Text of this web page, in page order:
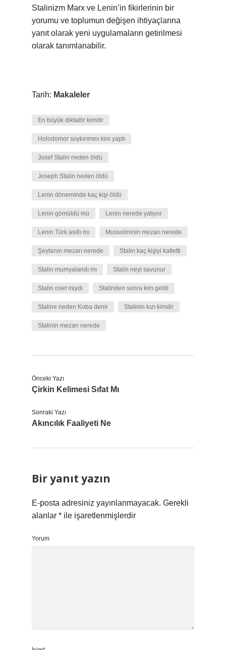
Stalinizm Marx ve Lenin’in fikirlerinin bir
yorumu ve toplumun değişen ihtiyaçlarına
yanıt olarak yeni uygulamaların getirilmesi
olarak tanımlanabilir.
Tarih: Makaleler
En büyük diktatör kimdir
Holodomor soykırımını kim yaptı
Josef Stalin neden öldü
Joseph Stalin neden öldü
Lenin döneminde kaç kişi öldü
Lenin gömüldü mü Lenin nerede yatıyor
Lenin Türk asıllı mı Mussolininin mezarı nerede
Şeytanın mezarı nerede Stalin kaç kişiyi katletti
Stalin mumyalandı mı Stalin neyi savunur
Stalin oset miydi Stalinden sonra kim geldi
Staline neden Koba denir Stalinin kızı kimdir
Stalinin mezarı nerede
Önceki Yazı
Çirkin Kelimesi Sıfat Mı
Sonraki Yazı
Akıncılık Faaliyeti Ne
Bir yanıt yazın
E-posta adresiniz yayınlanmayacak. Gerekli
alanlar * ile işaretlenmişlerdir
Yorum